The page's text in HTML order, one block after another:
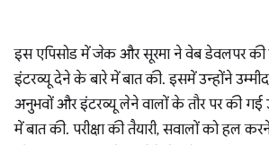
इस एपिसोड में जेक और सूरमा ने वेब डेवलपर
इंटरव्यू देने के बारे में बात की. इसमें उन्होंने
अनुभवों और इंटरव्यू लेने वालों के तौर पर की गई
में बात की. परीक्षा की तैयारी, सवालों को हल